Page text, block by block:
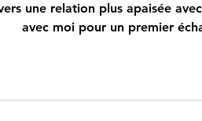
une relation plus apaisée
avec moi pour un premier